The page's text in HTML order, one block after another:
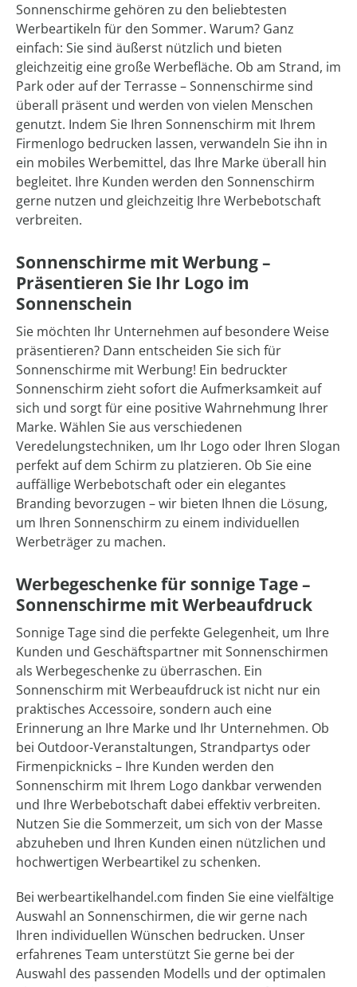
Sonnenschirme gehören zu den beliebtesten
Werbeartikeln für den Sommer. Warum? Ganz
einfach: Sie sind äußerst nützlich und bieten
gleichzeitig eine große Werbefläche. Ob am Strand, im
Park oder auf der Terrasse – Sonnenschirme sind
überall präsent und werden von vielen Menschen
genutzt. Indem Sie Ihren Sonnenschirm mit Ihrem
Firmenlogo bedrucken lassen, verwandeln Sie ihn in
ein mobiles Werbemittel, das Ihre Marke überall hin
begleitet. Ihre Kunden werden den Sonnenschirm
gerne nutzen und gleichzeitig Ihre Werbebotschaft
verbreiten.
Sonnenschirme mit Werbung –
Präsentieren Sie Ihr Logo im
Sonnenschein
Sie möchten Ihr Unternehmen auf besondere Weise
präsentieren? Dann entscheiden Sie sich für
Sonnenschirme mit Werbung! Ein bedruckter
Sonnenschirm zieht sofort die Aufmerksamkeit auf
sich und sorgt für eine positive Wahrnehmung Ihrer
Marke. Wählen Sie aus verschiedenen
Veredelungstechniken, um Ihr Logo oder Ihren Slogan
perfekt auf dem Schirm zu platzieren. Ob Sie eine
auffällige Werbebotschaft oder ein elegantes
Branding bevorzugen – wir bieten Ihnen die Lösung,
um Ihren Sonnenschirm zu einem individuellen
Werbeträger zu machen.
Werbegeschenke für sonnige Tage –
Sonnenschirme mit Werbeaufdruck
Sonnige Tage sind die perfekte Gelegenheit, um Ihre
Kunden und Geschäftspartner mit Sonnenschirmen
als Werbegeschenke zu überraschen. Ein
Sonnenschirm mit Werbeaufdruck ist nicht nur ein
praktisches Accessoire, sondern auch eine
Erinnerung an Ihre Marke und Ihr Unternehmen. Ob
bei Outdoor-Veranstaltungen, Strandpartys oder
Firmenpicknicks – Ihre Kunden werden den
Sonnenschirm mit Ihrem Logo dankbar verwenden
und Ihre Werbebotschaft dabei effektiv verbreiten.
Nutzen Sie die Sommerzeit, um sich von der Masse
abzuheben und Ihren Kunden einen nützlichen und
hochwertigen Werbeartikel zu schenken.
Bei werbeartikelhandel.com finden Sie eine vielfältige
Auswahl an Sonnenschirmen, die wir gerne nach
Ihren individuellen Wünschen bedrucken. Unser
erfahrenes Team unterstützt Sie gerne bei der
Auswahl des passenden Modells und der optimalen